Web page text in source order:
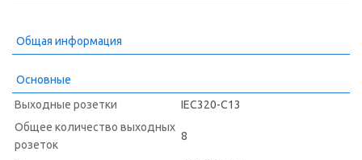
Общая информация
Основные
Выходные розетки
IEC320-C13
Общее количество выходных
розеток
8